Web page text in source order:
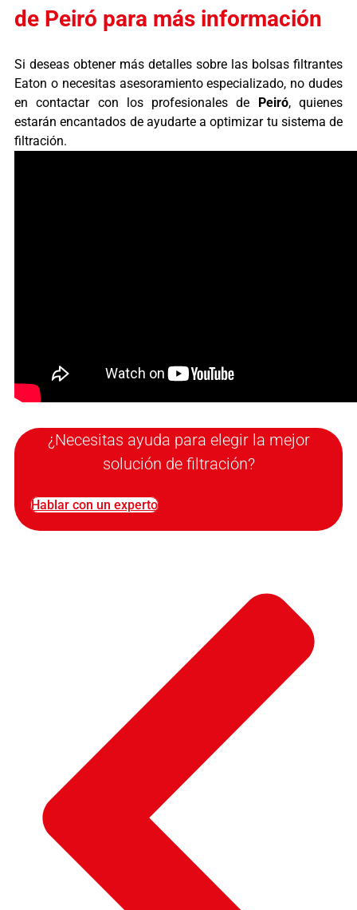
de Peiró para más información
Si deseas obtener más detalles sobre las bolsas filtrantes
Eaton o necesitas asesoramiento especializado, no dudes
en contactar con los profesionales de Peiró, quienes
estarán encantados de ayudarte a optimizar tu sistema de
filtración.
¿Necesitas ayuda para elegir la mejor
solución de filtración?
Hablar con un experto